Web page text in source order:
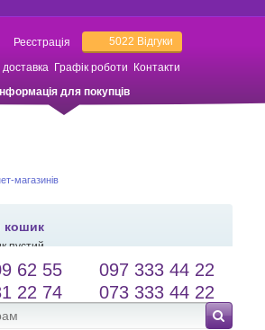
Реєстрація 5022 Відгуки
Графік роботи
Контакти
Інформація для покупців
магазинів
кошик
пустий
Мова сайту
62 55
097 333 44 22
22 74
073 333 44 22